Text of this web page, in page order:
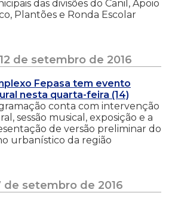
das divisões do Canil, Apoio
Plantões e Ronda Escolar
de setembro de 2016
Fepasa tem evento
nesta quarta-feira (14)
conta com intervenção
sessão musical, exposição e a
de versão preliminar do
urbanístico da região
setembro de 2016